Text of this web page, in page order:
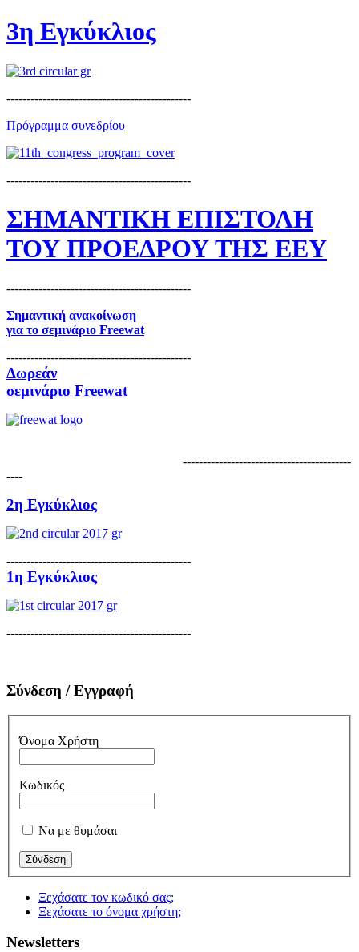
3η Εγκύκλιος
----------------------------------------------
Πρόγραμμα συνεδρίου
----------------------------------------------
ΣΗΜΑΝΤΙΚΗ ΕΠΙΣΤΟΛΗ
ΤΟΥ ΠΡΟΕΔΡΟΥ ΤΗΣ ΕΕΥ
----------------------------------------------
Σημαντική ανακοίνωση
για το σεμινάριο Freewat
----------------------------------------------
Δωρεάν
σεμινάριο Freewat
------------------------------------------
----
2η Εγκύκλιος
----------------------------------------------
1η Εγκύκλιος
----------------------------------------------
Σύνδεση / Εγγραφή
Όνομα Χρήστη
Κωδικός
Να με θυμάσαι
Ξεχάσατε τον κωδικό σας;
Ξεχάσατε το όνομα χρήστη;
Newsletters